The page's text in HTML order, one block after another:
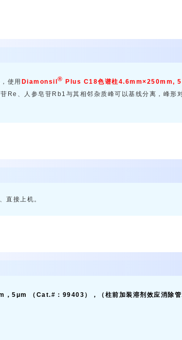
使用 Diamonsil ® Plus C18色谱柱4.6mm×250mm,
Re、人参皂苷Rb1与其相邻杂质峰可以基线分离，峰形
直接上机。
5μm （Cat.#：99403），（柱前加装溶剂效应消除